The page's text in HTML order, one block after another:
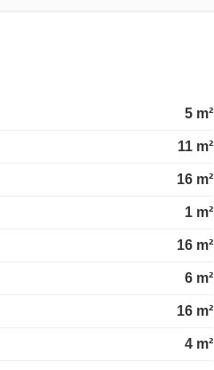
5 m²
11 m²
16 m²
1 m²
16 m²
6 m²
16 m²
4 m²